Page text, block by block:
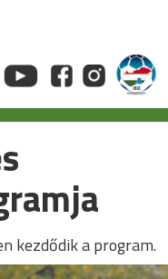
kezdődik a program.